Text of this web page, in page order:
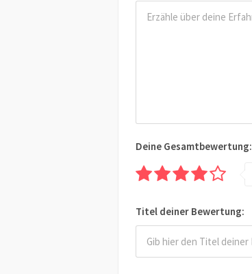
Deine Gesamtbewertung:
Titel deiner Bewertung: